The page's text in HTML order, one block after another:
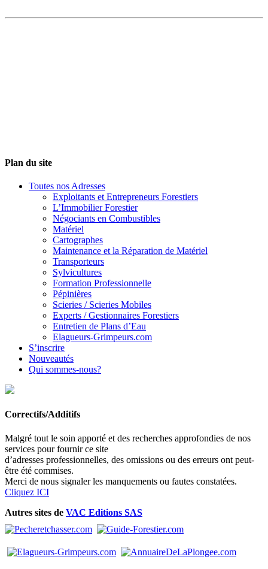
Plan du site
Toutes nos Adresses
Exploitants et Entrepreneurs Forestiers
L’Immobilier Forestier
Négociants en Combustibles
Matériel
Cartographes
Maintenance et la Réparation de Matériel
Transporteurs
Sylvicultures
Formation Professionnelle
Pépinières
Scieries / Scieries Mobiles
Experts / Gestionnaires Forestiers
Entretien de Plans d’Eau
Elagueurs-Grimpeurs.com
S’inscrire
Nouveautés
Qui sommes-nous?
Correctifs/Additifs
Malgré tout le soin apporté et des recherches approfondies de nos
services pour fournir ce site
d’adresses professionnelles, des omissions ou des erreurs ont peut-
être été commises.
Merci de nous signaler les manquements ou fautes constatées.
Cliquez ICI
Autres sites de VAC Editions SAS